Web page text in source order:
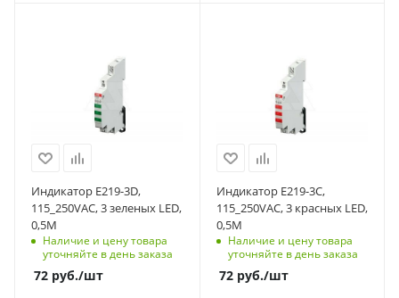
Количество модулей
Срок поставки под
заказ
Индикация
светодиодная
Цвет
зеленый
Индикатор E219-3D,
115_250VAC, 3 зеленых LED,
0,5M
Наличие и цену товара
уточняйте в день заказа
72 руб./шт
Количество модулей
Срок поставки под
заказ
Индикация
светодиодная
Цвет
красный
Индикатор E219-3C,
115_250VAC, 3 красных LED,
0,5M
Наличие и цену товара
уточняйте в день заказа
72руб./шт